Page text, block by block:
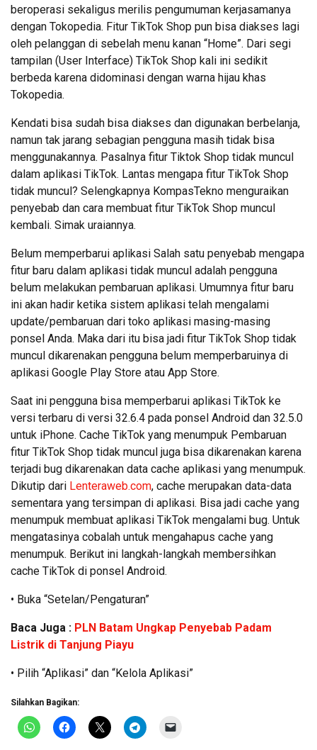
beroperasi sekaligus merilis pengumuman kerjasamanya
dengan Tokopedia. Fitur TikTok Shop pun bisa diakses lagi
oleh pelanggan di sebelah menu kanan “Home”. Dari segi
tampilan (User Interface) TikTok Shop kali ini sedikit
berbeda karena didominasi dengan warna hijau khas
Tokopedia.
Kendati bisa sudah bisa diakses dan digunakan berbelanja,
namun tak jarang sebagian pengguna masih tidak bisa
menggunakannya. Pasalnya fitur Tiktok Shop tidak muncul
dalam aplikasi TikTok. Lantas mengapa fitur TikTok Shop
tidak muncul? Selengkapnya KompasTekno menguraikan
penyebab dan cara membuat fitur TikTok Shop muncul
kembali. Simak uraiannya.
Belum memperbarui aplikasi Salah satu penyebab mengapa
fitur baru dalam aplikasi tidak muncul adalah pengguna
belum melakukan pembaruan aplikasi. Umumnya fitur baru
ini akan hadir ketika sistem aplikasi telah mengalami
update/pembaruan dari toko aplikasi masing-masing
ponsel Anda. Maka dari itu bisa jadi fitur TikTok Shop tidak
muncul dikarenakan pengguna belum memperbaruinya di
aplikasi Google Play Store atau App Store.
Saat ini pengguna bisa memperbarui aplikasi TikTok ke
versi terbaru di versi 32.6.4 pada ponsel Android dan 32.5.0
untuk iPhone. Cache TikTok yang menumpuk Pembaruan
fitur TikTok Shop tidak muncul juga bisa dikarenakan karena
terjadi bug dikarenakan data cache aplikasi yang menumpuk.
Dikutip dari Lenteraweb.com, cache merupakan data-data
sementara yang tersimpan di aplikasi. Bisa jadi cache yang
menumpuk membuat aplikasi TikTok mengalami bug. Untuk
mengatasinya cobalah untuk mengahapus cache yang
menumpuk. Berikut ini langkah-langkah membersihkan
cache TikTok di ponsel Android.
• Buka “Setelan/Pengaturan”
Baca Juga : PLN Batam Ungkap Penyebab Padam
Listrik di Tanjung Piayu
• Pilih “Aplikasi” dan “Kelola Aplikasi”
Silahkan Bagikan: